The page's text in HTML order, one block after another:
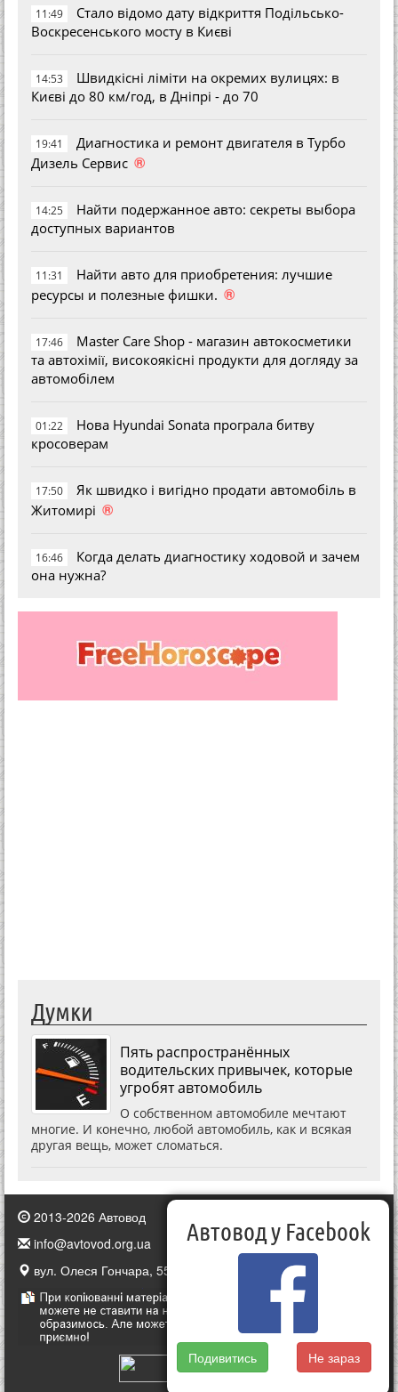
11:49
Стало відомо дату відкриття Подільсько-
Воскресенського мосту в Києві
14:53
Швидкісні ліміти на окремих вулицях: в
Києві до 80 км/год, в Дніпрі - до 70
19:41
Диагностика и ремонт двигателя в Турбо
Дизель Сервис ®
14:25
Найти подержанное авто: секреты выбора
доступных вариантов
11:31
Найти авто для приобретения: лучшие
ресурсы и полезные фишки. ®
17:46
Master Care Shop - магазин автокосметики
та автохімії, високоякісні продукти для догляду за
автомобілем
01:22
Нова Hyundai Sonata програла битву
кросоверам
17:50
Як швидко і вигідно продати автомобіль в
Житомирі ®
16:46
Когда делать диагностику ходовой и зачем
она нужна?
Думки
Пять распространённых
водительских привычек, которые
угробят автомобиль
О собственном автомобиле мечтают
многие. И конечно, любой автомобиль, как и всякая
другая вещь, может сломаться.
2013-2026 Автовод
info@avtovod.org.ua
вул. Олеся Гончара, 55, Київ, Україна
Автовод у Facebook
Подивитись Не зараз